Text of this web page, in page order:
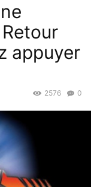
appuyer
0
2576